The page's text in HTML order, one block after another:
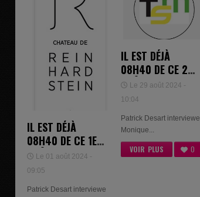
IL EST DÉJÀ
08H40 DE CE 1ER
AOÛT 2024 -
GUIDO DEROM
Le 01 août 2024 -
09:05
Patrick Desart interviewe
IL EST DÉJÀ
08H40 DE CE 29
AOÛT 2024 -
MONIQUE
SANDRINE
BRUNEL
Le 29 août 2024 -
10:04
Patrick Desart interviewe
Monique...
VOIR PLUS 0